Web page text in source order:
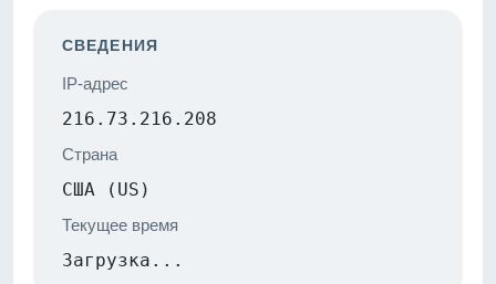
СВЕДЕНИЯ
IP-адрес
216.73.216.208
Страна
США (US)
Текущее время
Загрузка...